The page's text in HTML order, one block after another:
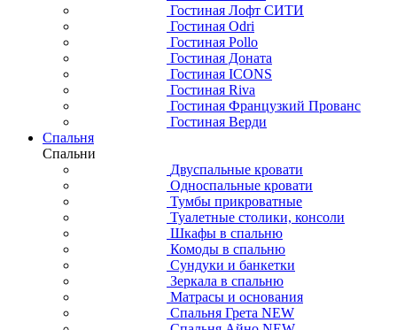
Гостиная Лофт СИТИ
Гостиная Odri
Гостиная Pollo
Гостиная Доната
Гостиная ICONS
Гостиная Riva
Гостиная Французкий Прованс
Гостиная Верди
Спальня
Спальни
Двуспальные кровати
Односпальные кровати
Тумбы прикроватные
Туалетные столики, консоли
Шкафы в спальню
Комоды в спальню
Сундуки и банкетки
Зеркала в спальню
Матрасы и основания
Спальня Грета NEW